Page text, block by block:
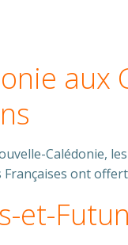
aux
Calédonie,
ont
et-